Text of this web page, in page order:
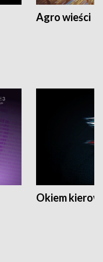
Agro wieści
Okiem